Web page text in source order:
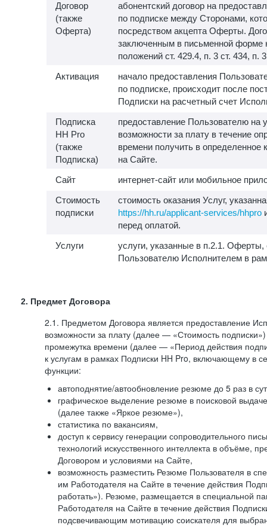
Договор
(также
Оферта)
абонентский договор на
по подписке между Сторонами,
посредством акцепта Оферты.
заключенным в письменной форме
положений ст. 429.4, п. 3 ст. 434, п.
Активация
начало предоставления
по подписке, происходит после
Подписки на расчетный счет
Подписка
HH Pro
(также
Подписка)
предоставление Пользователю на
возможности за плату в течение
времени получить в определенное
на Сайте.
Сайт
интернет-сайт или мобильное
Стоимость
подписки
стоимость оказания Услуг,
https://hh.ru/applicant-services/hhpro
перед оплатой.
Услуги
услуги, указанные в п.2.1.
Пользователю Исполнителем в
2. Предмет Договора
2.1. Предметом Договора является предоставление
возможности за плату (далее — «Стоимость
промежутка времени (далее — «Период действия
к услугам в рамках Подписки HH Pro, включающему в
функции:
автоподнятие/автообновление резюме до 5 раз в
графическое выделение резюме в поисковой
(далее также «Яркое резюме»),
статистика по вакансиям,
доступ к сервису генерации сопроводительного
технологий искусственного интеллекта в объёме,
Договором и условиями на Сайте,
возможность разместить Резюме Пользователя в
им Работодателя на Сайте в течение действия
работать»). Резюме, размещается в специальной
Работодателя на Сайте в течение действия
подсвечивающим мотивацию соискателя для